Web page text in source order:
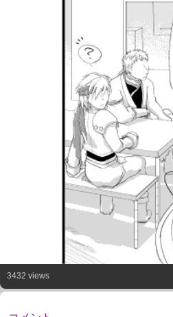
3432 views